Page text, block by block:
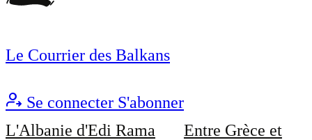
Le Courrier des Balkans
Se connecter S'abonner
L'Albanie d'Edi Rama
Entre Grèce et